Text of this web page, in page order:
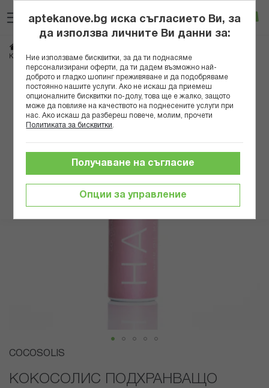
към
съдържанието
Вход
КОКОСОЛИС ПОДХРАНВАЩО МАСЛО ЗА КОСА 3В1 110МЛ
Преминете
края
Преминете
началото
COCOSOLIS
КОКОСОЛИС ПОДХРАНВАЩО
aptekanove.bg иска съгласието Ви, за
да използва личните Ви данни за:
Ние използваме бисквитки, за да ти поднасяме
персонализирани оферти, да ти дадем възможно най-
доброто и гладко шопинг преживяване и да подобряваме
постоянно нашите услуги. Ако не искаш да приемеш
опционалните бисквитки по-долу, това ще е жалко, защото
може да повлияе на качеството на поднесените услуги при
нас. Ако искаш да разбереш повече, молим, прочети
Политиката за бисквитки
Опции за управление
Получаване на съгласие